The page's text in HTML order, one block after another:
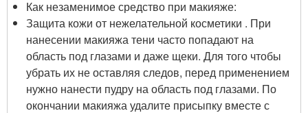
Как незаменимое средство при макияже:
Защита кожи от нежелательной косметики . При
нанесении макияжа тени часто попадают на
область под глазами и даже щеки. Для того чтобы
убрать их не оставляя следов, перед применением
нужно нанести пудру на область под глазами. По
окончании макияжа удалите присыпку вместе с